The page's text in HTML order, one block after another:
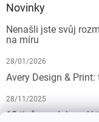
Novinky
Nenašli jste svůj
na míru
28/01/2026
Avery Design &
28/11/2025
10 tipů pro dokonalý